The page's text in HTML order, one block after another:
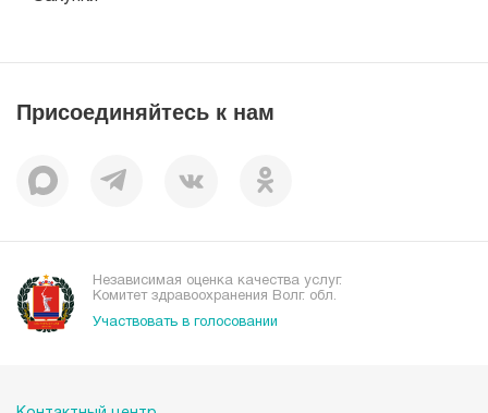
Пациентам
Присоединяйтесь к нам
Независимая оценка качества услуг.
Комитет здравоохранения Волг. обл.
Участвовать в голосовании